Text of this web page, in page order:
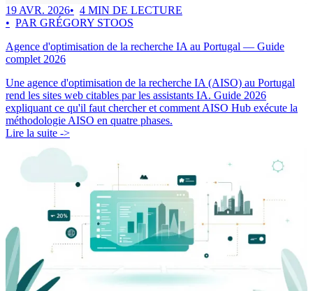
19 AVR. 2026
4 MIN DE LECTURE
PAR GRÉGORY STOOS
Agence d'optimisation de la recherche IA au Portugal — Guide
complet 2026
Une agence d'optimisation de la recherche IA (AISO) au Portugal
rend les sites web citables par les assistants IA. Guide 2026
expliquant ce qu'il faut chercher et comment AISO Hub exécute la
méthodologie AISO en quatre phases.
Lire la suite ->